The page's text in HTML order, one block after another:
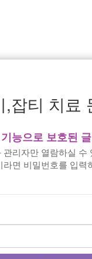
,잡티 치료
능으로 보호된
관리자만 열람하실 수
라면 비밀번호를 입력